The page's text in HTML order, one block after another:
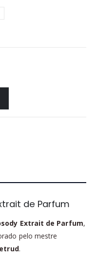
de Parfum
Extrait de Parfum,
pelo mestre
.